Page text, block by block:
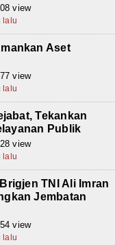
view
lalu
Aset
view
lalu
Tekankan
Publik
view
lalu
TNI Ali Imran
Jembatan
view
lalu